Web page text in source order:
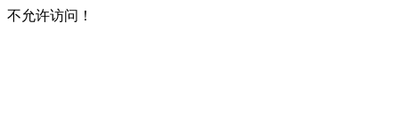
不允许访问！